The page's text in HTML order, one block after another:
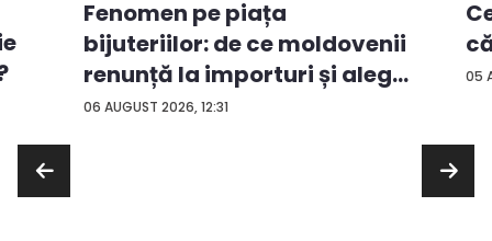
06 AUGUST 2026, 12:31
Fenomen pe piața
bijuteriilor: de ce moldovenii
renunță la importuri și aleg
...
05